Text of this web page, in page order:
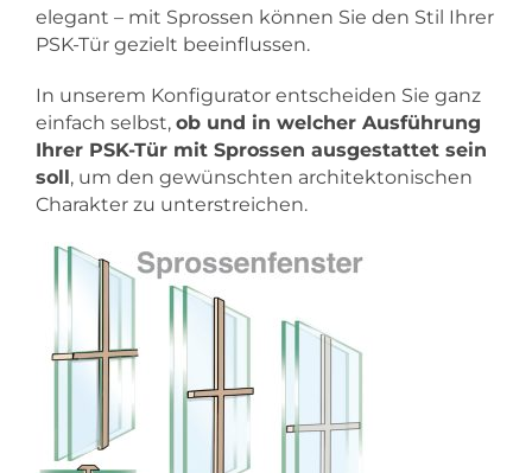
elegant – mit Sprossen können Sie den Stil Ihrer
PSK-Tür gezielt beeinflussen.
In unserem Konfigurator entscheiden Sie ganz
einfach selbst, ob und in welcher Ausführung
Ihrer PSK-Tür mit Sprossen ausgestattet sein
soll, um den gewünschten architektonischen
Charakter zu unterstreichen.